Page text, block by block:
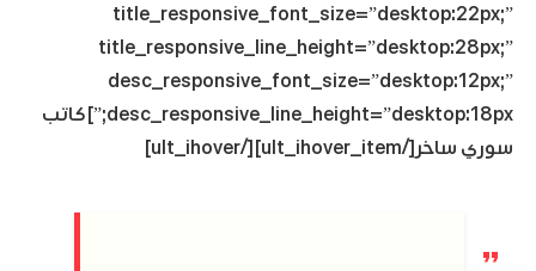
title_responsive_font_size=”desktop:22px;”
title_responsive_line_height=”desktop:28px;”
desc_responsive_font_size=”desktop:12px;”
desc_responsive_line_height=”desktop:18px;”]كاتب
سوري ساخر[/ult_ihover_item][/ult_ihover]